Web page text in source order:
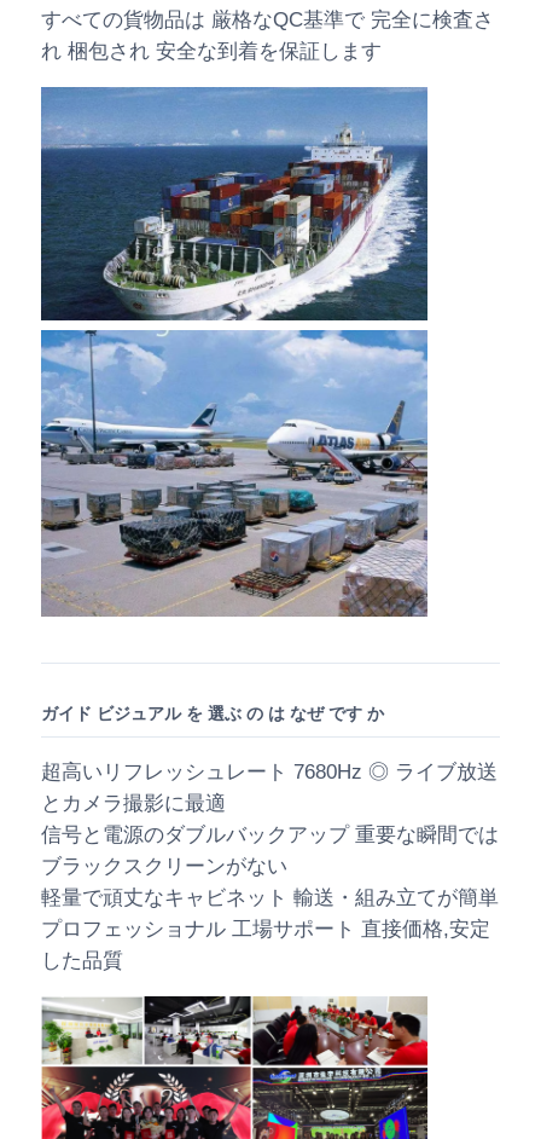
すべての貨物品は 厳格なQC基準で 完全に検査さ
れ 梱包され 安全な到着を保証します
ガイド ビジュアル を 選ぶ の は なぜ です か
超高いリフレッシュレート 7680Hz ◎ ライブ放送
とカメラ撮影に最適
信号と電源のダブルバックアップ 重要な瞬間では
ブラックスクリーンがない
軽量で頑丈なキャビネット 輸送・組み立てが簡単
プロフェッショナル 工場サポート 直接価格,安定
した品質